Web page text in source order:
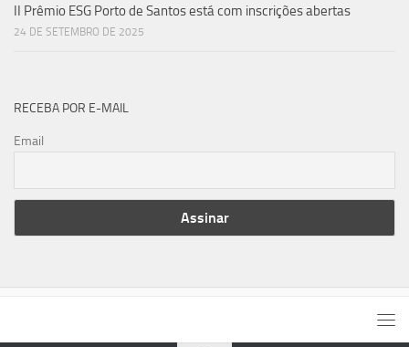
II Prêmio ESG Porto de Santos está com inscrições abertas
24 DE SETEMBRO DE 2025
RECEBA POR E-MAIL
Email